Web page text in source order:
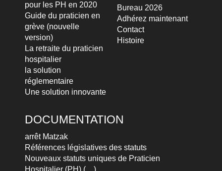
pour les PH en 2020
Guide du praticien en
grève (nouvelle
version)
La retraite du praticien
hospitalier
la solution
réglementaire
Une solution innovante
Bureau 2026
Adhérez maintenant
Contact
Histoire
DOCUMENTATION
arrêt Matzak
Références législatives des statuts
Nouveaux statuts uniques de Praticien